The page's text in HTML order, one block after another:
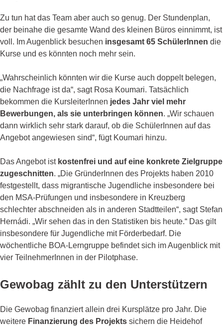
Zu tun hat das Team aber auch so genug. Der Stundenplan,
der beinahe die gesamte Wand des kleinen Büros einnimmt, ist
voll. Im Augenblick besuchen insgesamt 65 SchülerInnen die
Kurse und es könnten noch mehr sein.
„Wahrscheinlich könnten wir die Kurse auch doppelt belegen,
die Nachfrage ist da“, sagt Rosa Koumari. Tatsächlich
bekommen die KursleiterInnen jedes Jahr viel mehr
Bewerbungen, als sie unterbringen können. „Wir schauen
dann wirklich sehr stark darauf, ob die SchülerInnen auf das
Angebot angewiesen sind“, fügt Koumari hinzu.
Das Angebot ist kostenfrei und auf eine konkrete Zielgruppe
zugeschnitten. „Die GründerInnen des Projekts haben 2010
festgestellt, dass migrantische Jugendliche insbesondere bei
den MSA-Prüfungen und insbesondere in Kreuzberg
schlechter abschneiden als in anderen Stadtteilen“, sagt Stefan
Hernádi. „Wir sehen das in den Statistiken bis heute.“ Das gilt
insbesondere für Jugendliche mit Förderbedarf. Die
wöchentliche BOA-Lerngruppe befindet sich im Augenblick mit
vier TeilnehmerInnen in der Pilotphase.
Gewobag zählt zu den Unterstützern
Die Gewobag finanziert allein drei Kursplätze pro Jahr. Die
weitere Finanzierung des Projekts sichern die Heidehof